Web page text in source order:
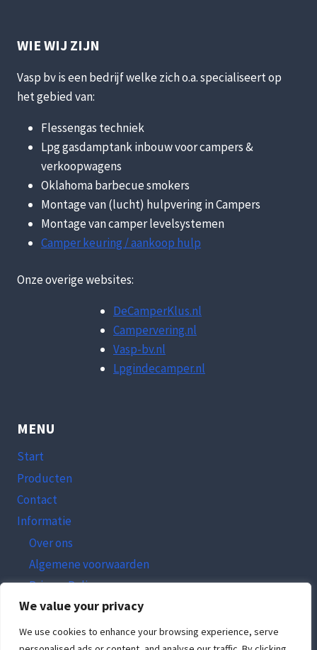
We value your privacy
We use cookies to enhance your browsing experience, serve
WIE WIJ ZIJN
Vasp bv is een bedrijf welke zich o.a. specialiseert op
het gebied van:
Flessengas techniek
Lpg gasdamptank inbouw voor campers &
verkoopwagens
Oklahoma barbecue smokers
Montage van (lucht) hulpvering in Campers
Montage van camper levelsystemen
Camper keuring / aankoop hulp
Onze overige websites:
DeCamperKlus.nl
Campervering.nl
Vasp-bv.nl
Lpgindecamper.nl
MENU
Start
Producten
Contact
Informatie
Over ons
Algemene voorwaarden
Privacy Policy
Inloggen